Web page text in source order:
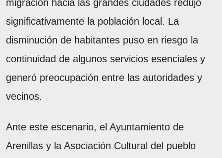
migración hacia las grandes ciudades redujo
significativamente la población local. La
disminución de habitantes puso en riesgo la
continuidad de algunos servicios esenciales y
generó preocupación entre las autoridades y
vecinos.
Ante este escenario, el Ayuntamiento de
Arenillas y la Asociación Cultural del pueblo